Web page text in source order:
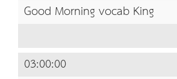
Good Morning vocab King
03:00:00